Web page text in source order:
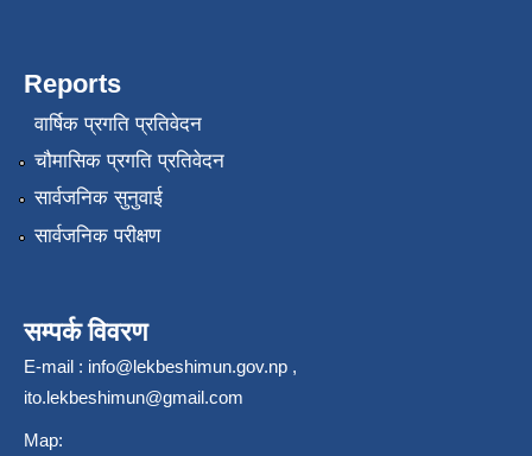
Reports
वार्षिक प्रगति प्रतिवेदन
चौमासिक प्रगति प्रतिवेदन
सार्वजनिक सुनुवाई
सार्वजनिक परीक्षण
सम्पर्क विवरण
E-mail : info@lekbeshimun.gov.np ,
ito.lekbeshimun@gmail.com
Map: